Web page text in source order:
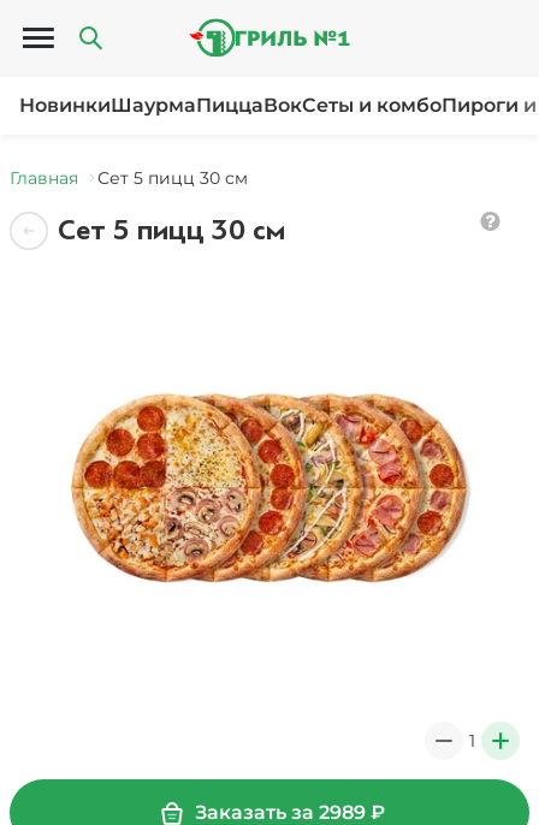
Открыть меню
НовинкиШаурмаПиццаВокСеты и комбоПироги
Главная Сет 5 пицц 30 см
Сет 5 пицц 30 см
1 +
Заказать за 2989₽